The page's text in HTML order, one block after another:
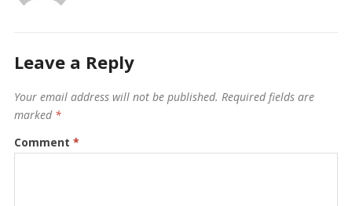
Leave a Reply
Your email address will not be published. Required fields are
marked *
Comment *